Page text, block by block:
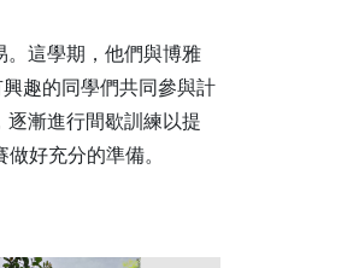
這學期，他們與博雅
趣的同學們共同參與計
漸進行間歇訓練以提
好充分的準備。